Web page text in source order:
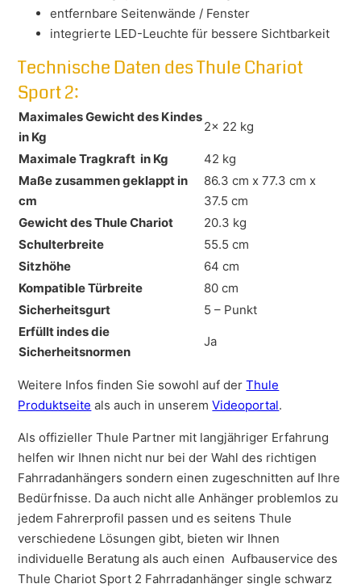
entfernbare Seitenwände / Fenster
integrierte LED-Leuchte für bessere Sichtbarkeit
Technische Daten des Thule Chariot
Sport 2:
Maximales Gewicht des Kindes
in Kg
2x 22 kg
Maximale Tragkraft in Kg
42 kg
Maße zusammen geklappt in
cm
86.3 cm x 77.3 cm x
37.5 cm
Gewicht des Thule Chariot
20.3 kg
Schulterbreite
55.5 cm
Sitzhöhe
64 cm
Kompatible Türbreite
80 cm
Sicherheitsgurt
5 – Punkt
Erfüllt indes die
Sicherheitsnormen
Ja
Weitere Infos finden Sie sowohl auf derThule
Produktseite als auch in unseremVideoportal.
Als offizieller Thule Partner mit langjähriger Erfahrung
helfen wir Ihnen nicht nur bei der Wahl des richtigen
Fahrradanhängers sondern einen zugeschnitten auf Ihre
Bedürfnisse. Da auch nicht alle Anhänger problemlos zu
jedem Fahrerprofil passen und es seitens Thule
verschiedene Lösungen gibt, bieten wir Ihnen
individuelle Beratung als auch einen Aufbauservice des
Thule Chariot Sport 2 Fahrradanhänger single schwarz